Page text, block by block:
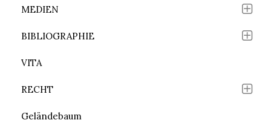
MEDIEN
BIBLIOGRAPHIE
VITA
RECHT
Geländebaum